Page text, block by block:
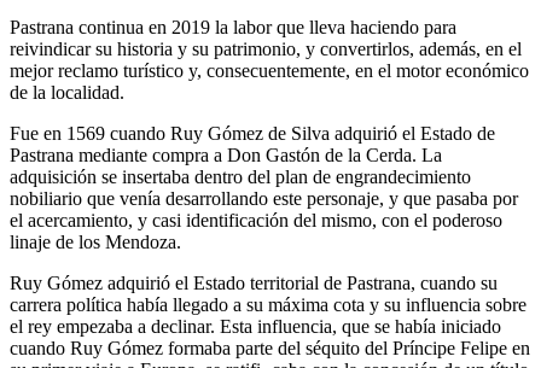
Pastrana continua en 2019 la labor que lleva haciendo para
reivindicar su historia y su patrimonio, y convertirlos, además, en el
mejor reclamo turístico y, consecuentemente, en el motor económico
de la localidad.
Fue en 1569 cuando Ruy Gómez de Silva adquirió el Estado de
Pastrana mediante compra a Don Gastón de la Cerda. La
adquisición se insertaba dentro del plan de engrandecimiento
nobiliario que venía desarrollando este personaje, y que pasaba por
el acercamiento, y casi identificación del mismo, con el poderoso
linaje de los Mendoza.
Ruy Gómez adquirió el Estado territorial de Pastrana, cuando su
carrera política había llegado a su máxima cota y su influencia sobre
el rey empezaba a declinar. Esta influencia, que se había iniciado
cuando Ruy Gómez formaba parte del séquito del Príncipe Felipe en